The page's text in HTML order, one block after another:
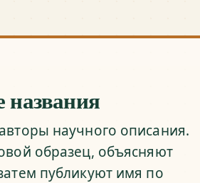
названия
научного описания.
образец, объясняют
публикуют имя по